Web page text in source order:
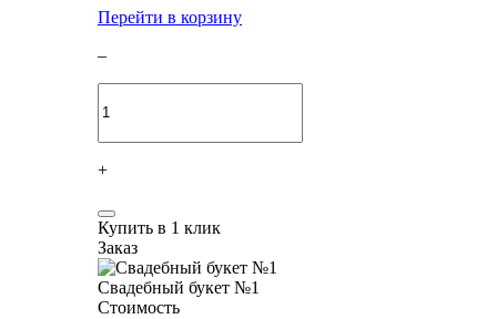
Перейти в корзину
–
+
Купить в 1 клик
Заказ
Свадебный букет №1
Стоимость